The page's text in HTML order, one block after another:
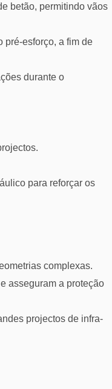
betão, permitindo vãos
pré-esforço, a fim de
durante o
para reforçar os
complexas.
asseguram a proteção
projectos de infra-